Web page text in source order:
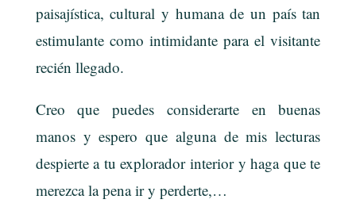
paisajística, cultural y humana de un país tan
estimulante como intimidante para el visitante
recién llegado.
Creo que puedes considerarte en buenas
manos y espero que alguna de mis lecturas
despierte a tu explorador interior y haga que te
merezca la pena ir y perderte,…